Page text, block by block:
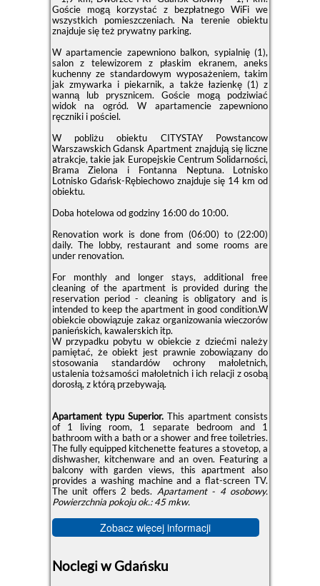
Goście mogą korzystać z bezpłatnego WiFi we
wszystkich pomieszczeniach. Na terenie obiektu
znajduje się też prywatny parking.
W apartamencie zapewniono balkon, sypialnię (1),
salon z telewizorem z płaskim ekranem, aneks
kuchenny ze standardowym wyposażeniem, takim
jak zmywarka i piekarnik, a także łazienkę (1) z
wanną lub prysznicem. Goście mogą podziwiać
widok na ogród. W apartamencie zapewniono
ręczniki i pościel.
W pobliżu obiektu CITYSTAY Powstancow
Warszawskich Gdansk Apartment znajdują się liczne
atrakcje, takie jak Europejskie Centrum Solidarności,
Brama Zielona i Fontanna Neptuna. Lotnisko
Lotnisko Gdańsk-Rębiechowo znajduje się 14 km od
obiektu.
Doba hotelowa od godziny 16:00do 10:00.
Renovation work is done from (06:00) to (22:00)
daily. The lobby, restaurant and some rooms are
under renovation.
For monthly and longer stays, additional free
cleaning of the apartment is provided during the
reservation period - cleaning is obligatory and is
intended to keep the apartment in good condition.W
obiekcie obowiązuje zakaz organizowania wieczorów
panieńskich, kawalerskich itp.
W przypadku pobytu w obiekcie z dziećmi należy
pamiętać, że obiekt jest prawnie zobowiązany do
stosowania standardów ochrony małoletnich,
ustalenia tożsamości małoletnich i ich relacji z osobą
dorosłą, z którą przebywają.
Apartament typu Superior.This apartment consists
of 1 living room, 1 separate bedroom and 1
bathroom with a bath or a shower and free toiletries.
The fully equipped kitchenette features a stovetop, a
dishwasher, kitchenware and an oven. Featuring a
balcony with garden views, this apartment also
provides a washing machine and a flat-screen TV.
The unit offers 2 beds. Apartament - 4 osobowy.
Powierzchnia pokoju ok.: 45 mkw.
Zobacz więcej informacji
Noclegi w Gdańsku